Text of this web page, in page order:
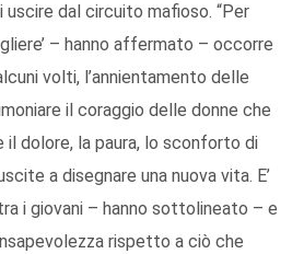
dal circuito mafioso. “Per
– hanno affermato – occorre
volti, l’annientamento delle
il coraggio delle donne che
il dolore, la paura, lo sconforto di
a disegnare una nuova vita. E’
i giovani – hanno sottolineato – e
rispetto a ciò che